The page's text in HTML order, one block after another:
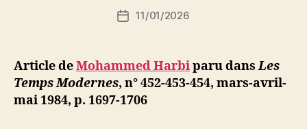
Auteur
N
ji
b
Date11/01/2026
Article deMohammed Harbiparu dansLes
Temps Modernes, n° 452-453-454, mars-avril-
mai 1984, p. 1697-1706